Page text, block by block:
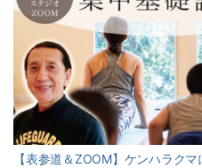
【表参道＆ZOOM】ケンハラク